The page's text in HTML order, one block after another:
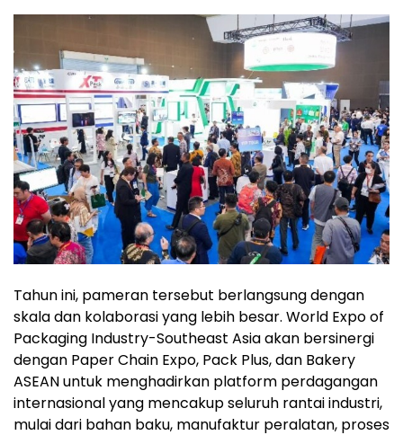
Tahun ini, pameran tersebut berlangsung dengan
skala dan kolaborasi yang lebih besar. World Expo of
Packaging Industry-Southeast Asia akan bersinergi
dengan Paper Chain Expo, Pack Plus, dan Bakery
ASEAN untuk menghadirkan platform perdagangan
internasional yang mencakup seluruh rantai industri,
mulai dari bahan baku, manufaktur peralatan, proses